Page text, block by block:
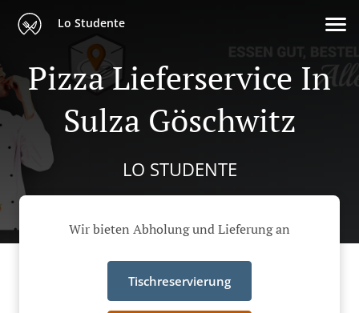
Lo Studente
Pizza Lieferservice In
Sulza Göschwitz
LO STUDENTE
Wir bieten Abholung und Lieferung an
Tischreservierung